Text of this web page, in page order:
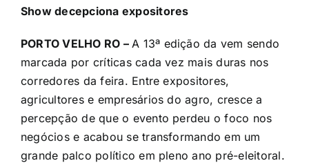
Show decepciona expositores
PORTO VELHO RO – A 13ª edição da vem sendo
marcada por críticas cada vez mais duras nos
corredores da feira. Entre expositores,
agricultores e empresários do agro, cresce a
percepção de que o evento perdeu o foco nos
negócios e acabou se transformando em um
grande palco político em pleno ano pré-eleitoral.